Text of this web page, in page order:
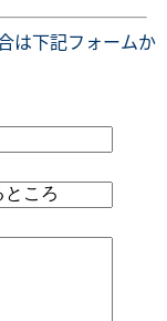
は下記フォームか